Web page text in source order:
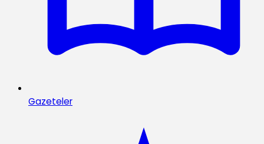
Gazeteler